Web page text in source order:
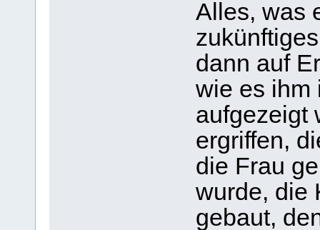
Alles, was
dann auf
wie es ihm
aufgezeigt
ergriffen,
die Frau
wurde, die
gebaut,